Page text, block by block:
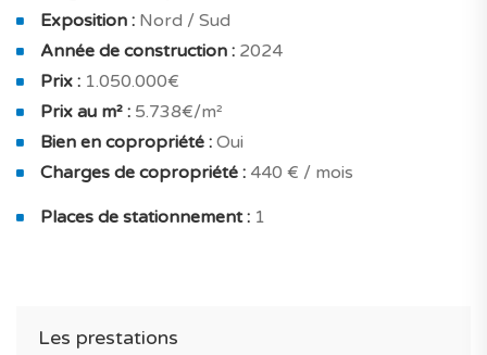
Vendu avec un parking privé pour 1 véhicule.
Ce bien convient aux différents projets, investissement
dans de l'immobilier locatif, résidence principale ou une
maison de vacances.
Honoraires agence inclus dus par le vendeur et
garanties du constructeur comprises.
*PHOTOS DE LA MAISON-TÉMOIN
Exposition : Nord / Sud
Année de construction : 2024
Prix : 1.050.000€
Prix au m² : 5.738€/m²
Bien en copropriété : Oui
Charges de copropriété : 440 € / mois
Places de stationnement : 1
Les prestations